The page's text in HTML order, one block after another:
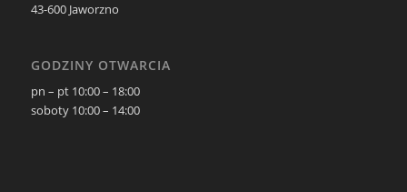
43-600 Jaworzno
GODZINY OTWARCIA
pn – pt 10:00 – 18:00
soboty 10:00 – 14:00